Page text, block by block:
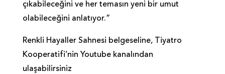
çıkabileceğini ve her temasın yeni bir umut
olabileceğini anlatıyor.”
Renkli Hayaller Sahnesi belgeseline, Tiyatro
Kooperatifi’nin Youtube kanalından
ulaşabilirsiniz